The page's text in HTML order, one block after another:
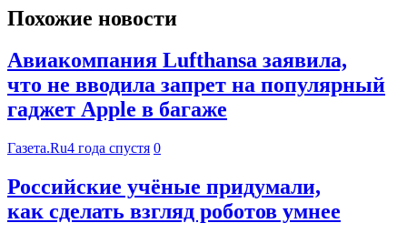
Похожие новости
Авиакомпания Lufthansa заявила,
что не вводила запрет на популярный
гаджет Apple в багаже
Газета.Ru4 года спустя 0
Российские учёные придумали,
как сделать взгляд роботов умнее